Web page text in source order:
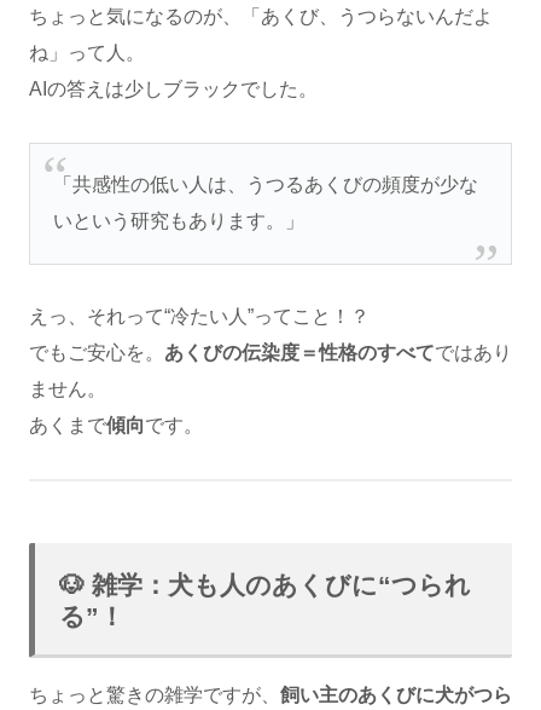
ちょっと気になるのが、「あくび、うつらないんだよ
ね」って人。
AIの答えは少しブラックでした。
「共感性の低い人は、うつるあくびの頻度が少な
いという研究もあります。」
えっ、それって“冷たい人”ってこと！？
でもご安心を。 あくびの伝染度＝性格のすべてではあり
ません。
あくまで傾向です。
🐶 雑学：犬も人のあくびに“つられ
る”！
ちょっと驚きの雑学ですが、 飼い主のあくびに犬がつら